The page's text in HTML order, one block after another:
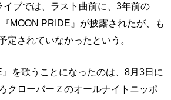
イブでは、ラスト曲前に、3年前の
MOON PRIDE』が披露されたが、も
定されていなかったという。
を歌うことになったのは、8月3日に
クローバーＺのオールナイトニッポ